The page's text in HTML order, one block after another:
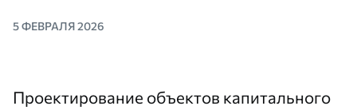
5 ФЕВРАЛЯ 2026
Проектирование объектов капитального